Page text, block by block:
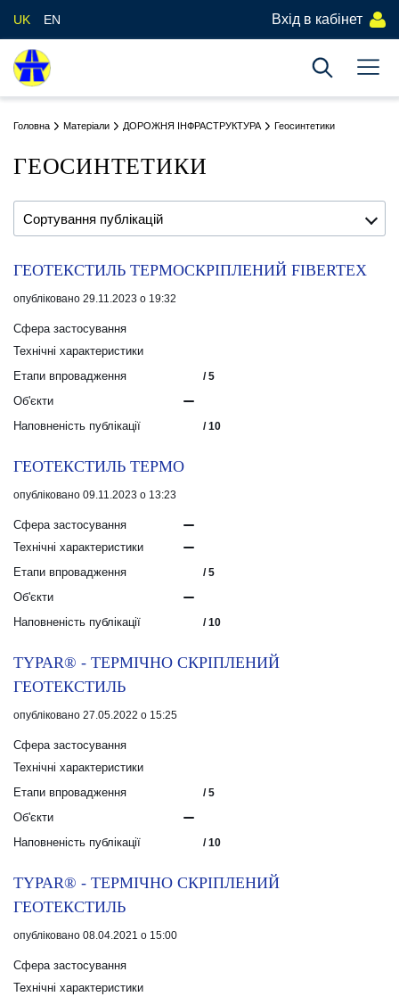
UK EN Вхід в кабінет
Головна Матеріали ДОРОЖНЯ ІНФРАСТРУКТУРА Геосинтетики
ГЕОСИНТЕТИКИ
Сортування публікацій
ГЕОТЕКСТИЛЬ ТЕРМОСКРІПЛЕНИЙ FIBERTEX
опубліковано 29.11.2023 о 19:32
Сфера застосування
Технічні характеристики
Етапи впровадження
/ 5
Об'єкти
Наповненість публікації
/ 10
ГЕОТЕКСТИЛЬ ТЕРМО
опубліковано 09.11.2023 о 13:23
Сфера застосування
Технічні характеристики
Етапи впровадження
/ 5
Об'єкти
Наповненість публікації
/ 10
TYPAR® - ТЕРМІЧНО СКРІПЛЕНИЙ
ГЕОТЕКСТИЛЬ
опубліковано 27.05.2022 о 15:25
Сфера застосування
Технічні характеристики
Етапи впровадження
/ 5
Об'єкти
Наповненість публікації
/ 10
TYPAR® - ТЕРМІЧНО СКРІПЛЕНИЙ
ГЕОТЕКСТИЛЬ
опубліковано 08.04.2021 о 15:00
Сфера застосування
Технічні характеристики